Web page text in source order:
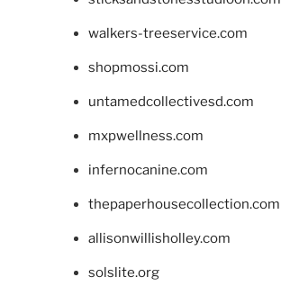
walkers-treeservice.com
shopmossi.com
untamedcollectivesd.com
mxpwellness.com
infernocanine.com
thepaperhousecollection.com
allisonwillisholley.com
solslite.org